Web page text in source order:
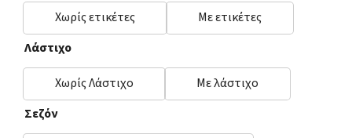
Χωρίς ετικέτες
Με ετικέτες
Λάστιχο
Χωρίς Λάστιχο
Με λάστιχο
Σεζόν